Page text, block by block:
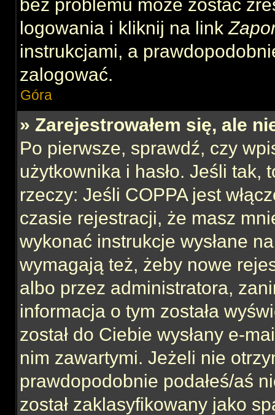
bez problemu może zostać
logowania i kliknij na link
instrukcjami, a
zalogować.
Góra
» Zarejestrowałem się, ale
Po pierwsze, sprawdź, czy
użytkownika i hasło. Jeśli tak,
rzeczy: Jeśli COPPA jest
czasie rejestracji, że masz
wykonać instrukcje wysłane
wymagają też, żeby nowe
albo przez administratora,
informacja o tym została
został do Ciebie wysłany e-
nim zawartymi. Jeżeli nie
prawdopodobnie podałeś/aś
został zaklasyfikowany jako